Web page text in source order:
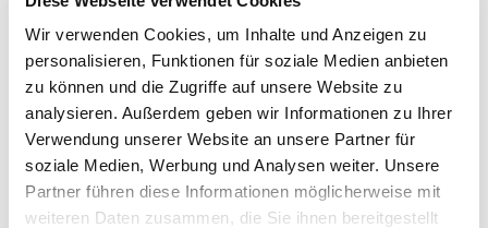
Wir verwenden Cookies, um Inhalte und Anzeigen zu
personalisieren, Funktionen für soziale Medien anbieten
zu können und die Zugriffe auf unsere Website zu
analysieren. Außerdem geben wir Informationen zu Ihrer
Verwendung unserer Website an unsere Partner für
soziale Medien, Werbung und Analysen weiter. Unsere
Partner führen diese Informationen möglicherweise mit
weiteren Daten zusammen, die Sie ihnen bereitgestellt